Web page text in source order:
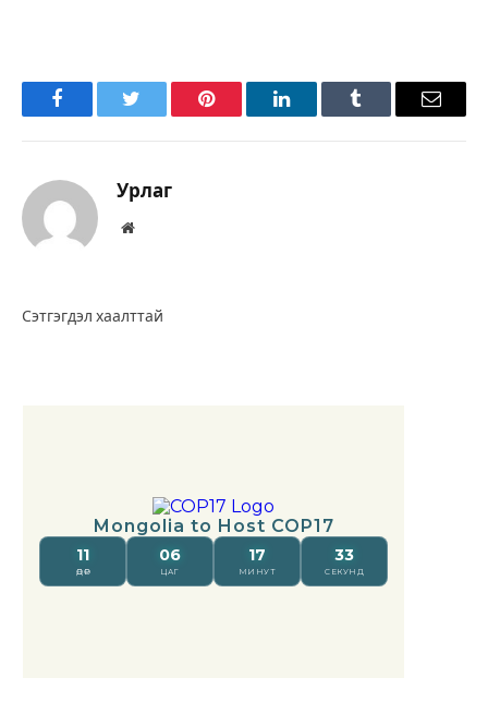
FacebookTwitter Pinterest LinkedInTumblr Имэйл
Урлаг
Вэбсайт
Сэтгэгдэл хаалттай